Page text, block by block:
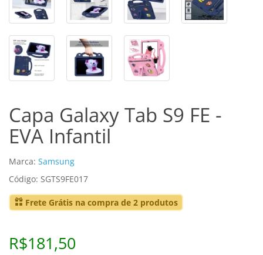
Capa Galaxy Tab S9 FE -
EVA Infantil
Marca: Samsung
Código: SGTS9FE017
Frete Grátis na compra de 2 produtos
R$181,50